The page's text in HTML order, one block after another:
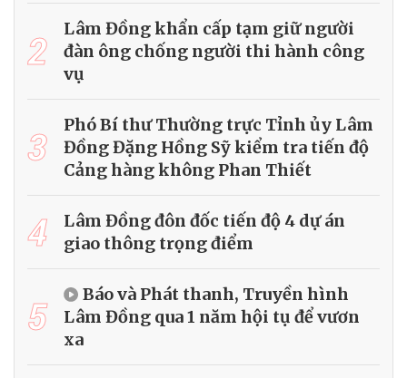
2
Lâm Đồng khẩn cấp tạm giữ người
đàn ông chống người thi hành công
vụ
3
Phó Bí thư Thường trực Tỉnh ủy Lâm
Đồng Đặng Hồng Sỹ kiểm tra tiến độ
Cảng hàng không Phan Thiết
4
Lâm Đồng đôn đốc tiến độ 4 dự án
giao thông trọng điểm
5
Báo và Phát thanh, Truyền hình
Lâm Đồng qua 1 năm hội tụ để vươn
xa